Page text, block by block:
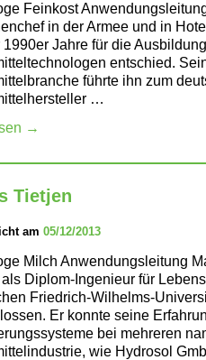
Feinkost
in der Armee und in
1990er Jahre für die
entschied.
führte ihn zum
…
→
Tietjen
am 05/12/2013
Milch Anwendungsleitung
Diplom-Ingenieur für
Friedrich-Wilhelms-
Er konnte seine
bei mehreren
wie Hydrosol